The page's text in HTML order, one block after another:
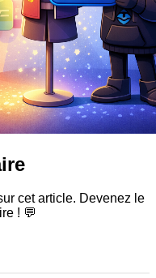
cet article. Devenez le
! 💬